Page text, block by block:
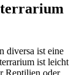
diversa ist eine
ist leicht